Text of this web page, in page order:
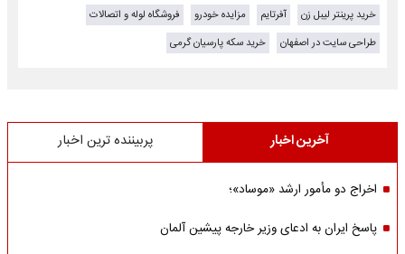
خرید پرینتر لیبل زن
آفرتایم مزایده خودرو
فروشگاه لوله و اتصالات
طراحی سایت در اصفهان
خرید سکه پارسیان گرمی
آخرین اخبار پربیننده ترین اخبار
اخراج دو مأمور ارشد «موساد»؛
پاسخ ایران به ادعای وزیر خارجه پیشین آلمان